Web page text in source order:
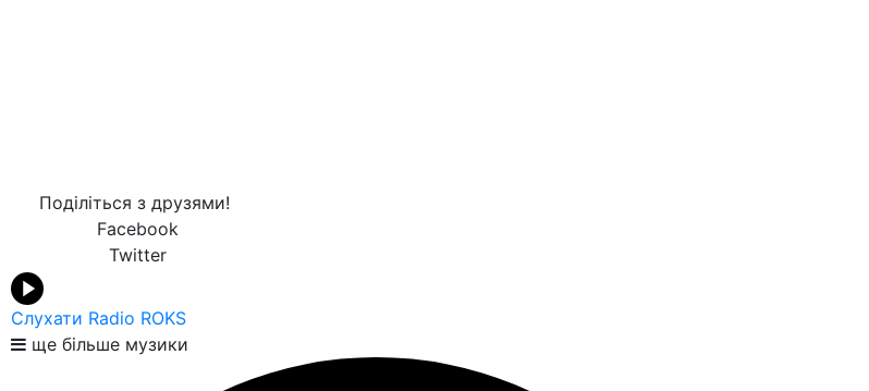
Поділіться з друзями!
Facebook
Twitter
Слухати Radio ROKS
ще більше музики